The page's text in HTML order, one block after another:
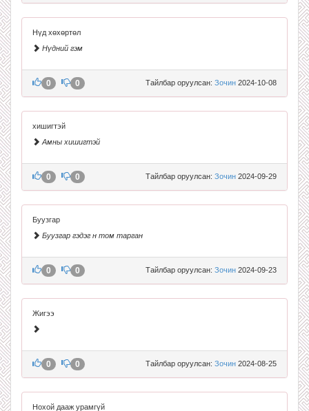
Нүд хөхөртөл
Нүдний гэм
Тайлбар оруулсан: Зочин 2024-10-08
0 0
хишигтэй
Амны хишигтэй
Тайлбар оруулсан: Зочин 2024-09-29
0 0
Буузгар
Буузгар гэдэг н том тарган
Тайлбар оруулсан: Зочин 2024-09-23
0 0
Жигээ
Тайлбар оруулсан: Зочин 2024-08-25
0 0
Нохой дааж урамгүй